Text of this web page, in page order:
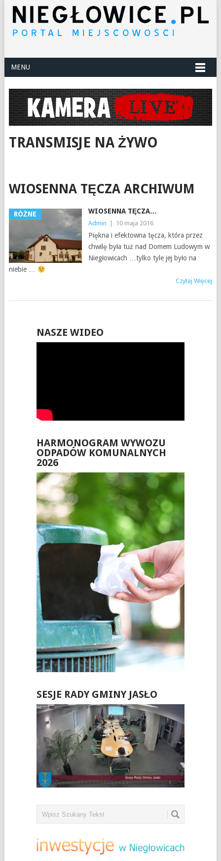
MENU
TRANSMISJE NA ŻYWO
WIOSENNA TĘCZA ARCHIWUM
RÓŻNE WIOSENNA TĘCZA…
Admin 10 maja 2016
Piękna i efektowna tęcza, która przez
chwilę była tuż nad Domem Ludowym w
Niegłowicach …tylko tyle jej było na
niebie …
Czytaj Więcej
NASZE WIDEO
HARMONOGRAM WYWOZU
ODPADÓW KOMUNALNYCH
2026
SESJE RADY GMINY JASŁO